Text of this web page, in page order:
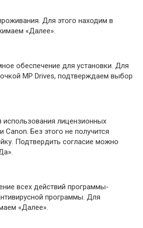
Для этого находим в
«Далее».
обеспечение для установки. Для
MP Drives, подтверждаем выбор
лицензионных
Canon. Без этого не получится
Подтвердить согласие можно
всех действий программы-
программы. Для
«Далее».